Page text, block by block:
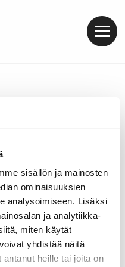
sisällön ja mainosten
ominaisuuksien
analysoimiseen. Lisäksi
ja analytiikka-
miten käytät
yhdistää näitä
heille tai joita on
nousee 12-
on kolmen vuoden
keikoilleen
ja Emilia Vihanto
järjestetyllä Turku
mustan musiikin